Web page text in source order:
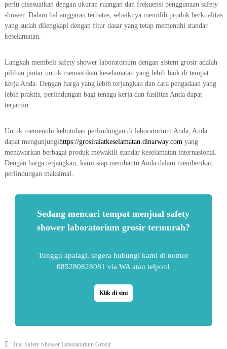
perlu disesuaikan dengan ukuran ruangan dan frekuensi penggunaan safety
shower. Dalam hal anggaran terbatas, sebaiknya memilih produk berkualitas
yang sudah dilengkapi dengan fitur dasar yang tetap memenuhi standar
keselamatan.
Langkah membeli safety shower laboratorium dengan sistem grosir adalah
pilihan pintar untuk memastikan keselamatan yang lebih baik di tempat
kerja Anda. Dengan harga yang lebih terjangkau dan cara pengadaan yang
lebih praktis, perlindungan bagi tenaga kerja dan fasilitas Anda dapat
terjamin.
Untuk memenuhi kebutuhan perlindungan di laboratorium Anda, Anda
dapat mengunjungihttps://grosiralatkeselamatan.dinarway.comyang
menawarkan berbagai produk mewakili standar keselamatan internasional.
Dengan harga terjangkau, kami siap membantu Anda dalam memberikan
perlindungan maksimal.
Sedang mencari tempat menjual safety
shower laboratorium grosir termurah?
Tunggu apalagi, segera hubungi kami di nomor
085280828081 via WA atau telpon!
Klik di sini
Jual Safety Shower Laboratorium Grosir